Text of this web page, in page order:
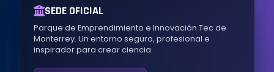
SEDE OFICIAL
Parque de Emprendimiento e Innovación Tec de
Monterrey. Un entorno seguro, profesional e
inspirador para crear ciencia.